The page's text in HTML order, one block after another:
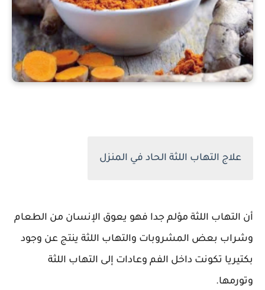
علاج التهاب اللثة الحاد في المنزل
أن التهاب اللثة مؤلم جدا فهو يعوق الإنسان من الطعام
وشراب بعض المشروبات والتهاب اللثة ينتج عن وجود
بكتيريا تكونت داخل الفم وعادات إلى التهاب اللثة
وتورمها.